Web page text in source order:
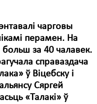
чарговы
перамен. На
больш за 40 чалавек.
справаздача
ў Віцебску і
Сяргей
«Талакі» ў